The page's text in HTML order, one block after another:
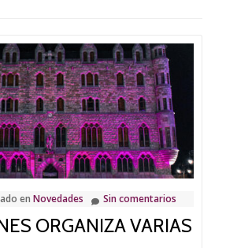
en Novedades Sin comentarios
ORGANIZA VARIAS